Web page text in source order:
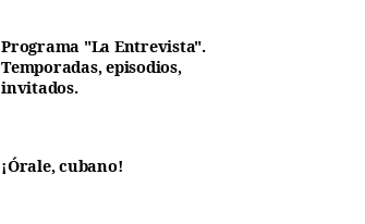
Programa "La Entrevista".
Temporadas, episodios,
invitados.
¡Órale, cubano!